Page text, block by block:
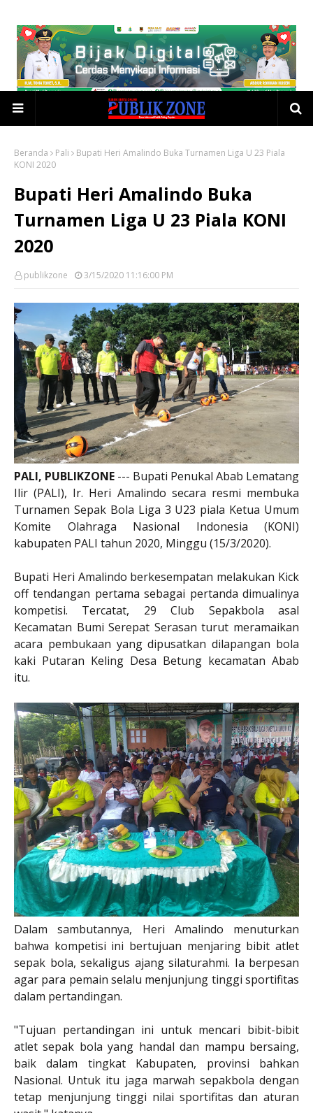
Beranda Pali
Bupati Heri Amalindo Buka Turnamen Liga U 23 Piala
KONI 2020
Bupati Heri Amalindo Buka
Turnamen Liga U 23 Piala KONI
2020
publikzone 3/15/2020 11:16:00 PM
PALI, PUBLIKZONE --- Bupati Penukal Abab Lematang
Ilir (PALI), Ir. Heri Amalindo secara resmi membuka
Turnamen Sepak Bola Liga 3 U23 piala Ketua Umum
Komite Olahraga Nasional Indonesia (KONI)
kabupaten PALI tahun 2020, Minggu (15/3/2020).
Bupati Heri Amalindo berkesempatan melakukan Kick
off tendangan pertama sebagai pertanda dimualinya
kompetisi. Tercatat, 29 Club Sepakbola asal
Kecamatan Bumi Serepat Serasan turut meramaikan
acara pembukaan yang dipusatkan dilapangan bola
kaki Putaran Keling Desa Betung kecamatan Abab
itu.
Dalam sambutannya, Heri Amalindo menuturkan
bahwa kompetisi ini bertujuan menjaring bibit atlet
sepak bola, sekaligus ajang silaturahmi. Ia berpesan
agar para pemain selalu menjunjung tinggi sportifitas
dalam pertandingan.
"Tujuan pertandingan ini untuk mencari bibit-bibit
atlet sepak bola yang handal dan mampu bersaing,
baik dalam tingkat Kabupaten, provinsi bahkan
Nasional. Untuk itu jaga marwah sepakbola dengan
tetap menjunjung tinggi nilai sportifitas dan aturan